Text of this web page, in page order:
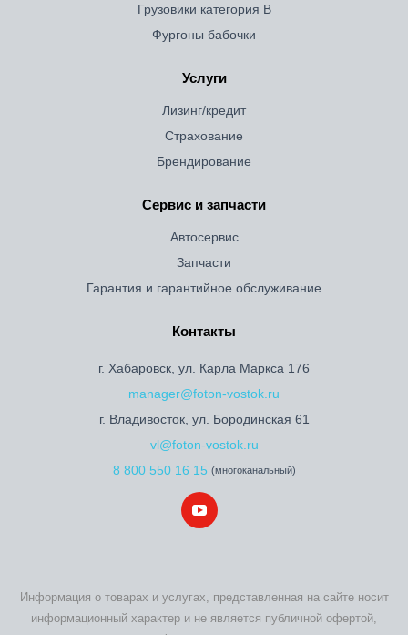
Грузовики категория B
Фургоны бабочки
Услуги
Лизинг/кредит
Страхование
Брендирование
Сервис и запчасти
Автосервис
Запчасти
Гарантия и гарантийное обслуживание
Контакты
г. Хабаровск, ул. Карла Маркса 176
manager@foton-vostok.ru
г. Владивосток, ул. Бородинская 61
vl@foton-vostok.ru
8 800 550 16 15 (многоканальный)
Информация о товарах и услугах, представленная на сайте носит
информационный характер и не является публичной офертой,